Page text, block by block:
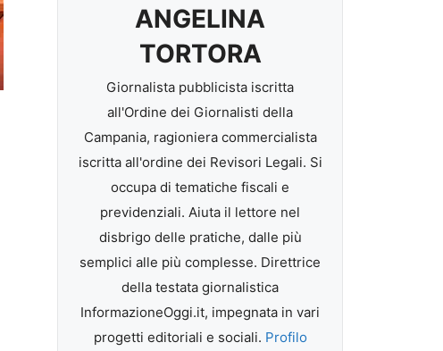
ANGELINA
TORTORA
Giornalista pubblicista iscritta
all'Ordine dei Giornalisti della
Campania, ragioniera commercialista
iscritta all'ordine dei Revisori Legali. Si
occupa di tematiche fiscali e
previdenziali. Aiuta il lettore nel
disbrigo delle pratiche, dalle più
semplici alle più complesse. Direttrice
della testata giornalistica
InformazioneOggi.it, impegnata in vari
progetti editoriali e sociali. Profilo